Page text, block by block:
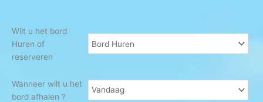
Wilt u het bord
Huren of
reserveren
Wanneer wilt u het
bord afhalen ?